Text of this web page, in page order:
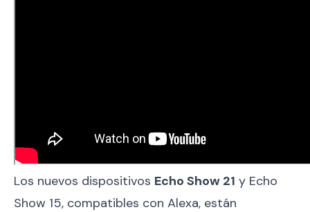
Los nuevos dispositivos Echo Show 21 y Echo
Show 15, compatibles con Alexa, están